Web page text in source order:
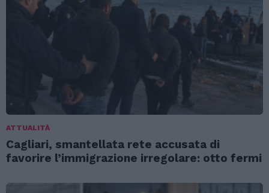
ATTUALITÀ
Cagliari, smantellata rete accusata di
favorire l’immigrazione irregolare: otto fermi